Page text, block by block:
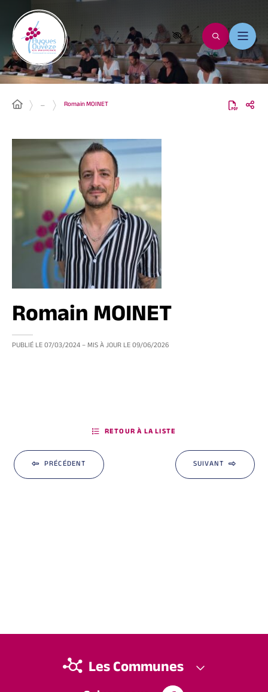
… Romain MOINET
Romain MOINET
PUBLIÉ LE07/03/2024 – MIS À JOUR LE09/06/2026
PRÉCÉDENT
RETOUR À LA LISTE
SUIVANT
Les Communes